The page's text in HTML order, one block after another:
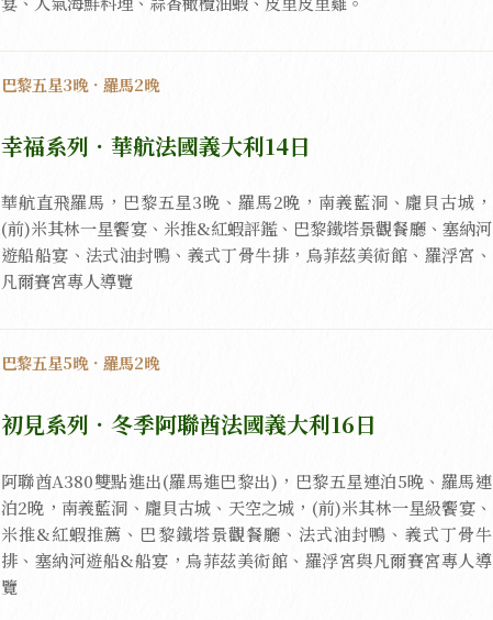
巴黎五星3晚．羅馬2晚
幸福系列．華航法國義大利14日
華航直飛羅馬，巴黎五星3晚、羅馬2晚，南義藍洞、龐貝古城，
(前)米其林一星饗宴、米推&紅蝦評鑑、巴黎鐵塔景觀餐廳、塞納河
遊船船宴、法式油封鴨、義式丁骨牛排，烏菲茲美術館、羅浮宮、
凡爾賽宮專人導覽
巴黎五星5晚．羅馬2晚
初見系列．冬季阿聯酋法國義大利16日
阿聯酋A380雙點進出(羅馬進巴黎出)，巴黎五星連泊5晚、羅馬連
泊2晚，南義藍洞、龐貝古城、天空之城，(前)米其林一星級饗宴、
米推&紅蝦推薦、巴黎鐵塔景觀餐廳、法式油封鴨、義式丁骨牛
排、塞納河遊船&船宴，烏菲茲美術館、羅浮宮與凡爾賽宮專人導
覽